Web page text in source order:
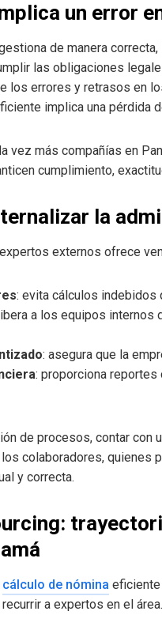
un error
de manera
las obligaciones
los errores y retrasos en
implica una pérdida
vez más compañías en
cumplimiento,
la
externos ofrece
: evita cálculos indebidos
a los equipos internos
: asegura que la
: proporciona
de procesos, contar con
colaboradores, quienes
y correcta.
cálculo de nómina eficiente
a expertos en el